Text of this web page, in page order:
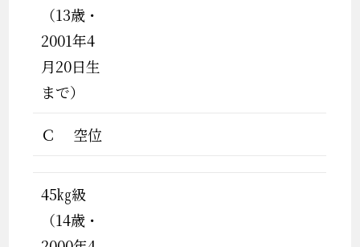
（13歳・
2001年4
月20日生
まで）
Ｃ 空位
45㎏級
（14歳・